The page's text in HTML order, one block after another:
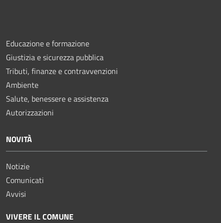
Educazione e formazione
Giustizia e sicurezza pubblica
Tributi, finanze e contravvenzioni
Ambiente
Salute, benessere e assistenza
Autorizzazioni
NOVITÀ
Notizie
Comunicati
Avvisi
VIVERE IL COMUNE